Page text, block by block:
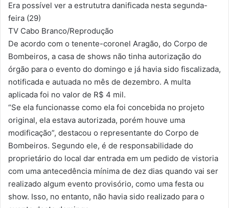
Era possível ver a estrututra danificada nesta segunda-
feira (29)
TV Cabo Branco/Reprodução
De acordo com o tenente-coronel Aragão, do Corpo de
Bombeiros, a casa de shows não tinha autorização do
órgão para o evento do domingo e já havia sido fiscalizada,
notificada e autuada no mês de dezembro. A multa
aplicada foi no valor de R$ 4 mil.
“Se ela funcionasse como ela foi concebida no projeto
original, ela estava autorizada, porém houve uma
modificação”, destacou o representante do Corpo de
Bombeiros. Segundo ele, é de responsabilidade do
proprietário do local dar entrada em um pedido de vistoria
com uma antecedência mínima de dez dias quando vai ser
realizado algum evento provisório, como uma festa ou
show. Isso, no entanto, não havia sido realizado para o